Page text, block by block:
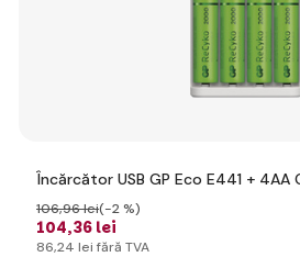
Încărcător USB GP Eco E441 + 4AA
104,36 lei
106,96 lei(-2 %)
86,24 lei fără TVA